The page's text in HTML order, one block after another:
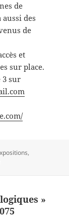
de
des
de
et
sur place.
3 sur
,
»